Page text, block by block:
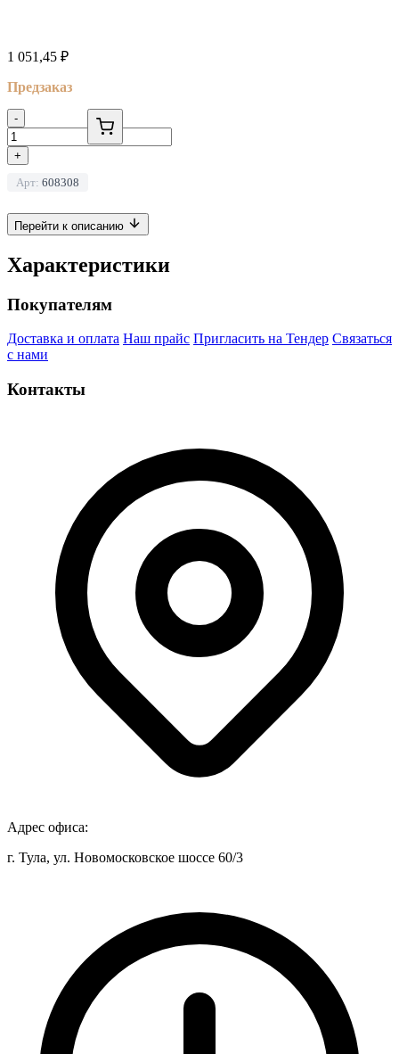
1 051,45 ₽
Предзаказ
-
+
Арт: 608308
Перейти к описанию
Характеристики
Покупателям
Доставка и оплата Наш прайс Пригласить на Тендер Связаться
с нами
Контакты
Адрес офиса:
г. Тула, ул. Новомосковское шоссе 60/3